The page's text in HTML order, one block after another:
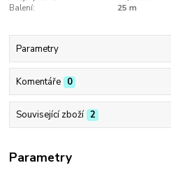
Balení:
25 m
Parametry
Komentáře 0
Související zboží 2
Parametry